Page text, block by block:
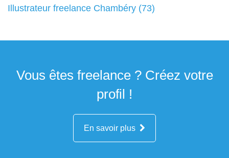
Illustrateur freelance Chambéry (73)
Vous êtes freelance ? Créez votre
profil !
En savoir plus